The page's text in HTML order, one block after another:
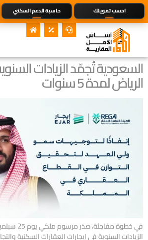
احسب تمويلك حاسبة الدعم السكني
السعودية تُجمّد الزيادات
الرياض لمدة 5 سنوات
الزيادات السنوية في إيجارات العقارات السكنية